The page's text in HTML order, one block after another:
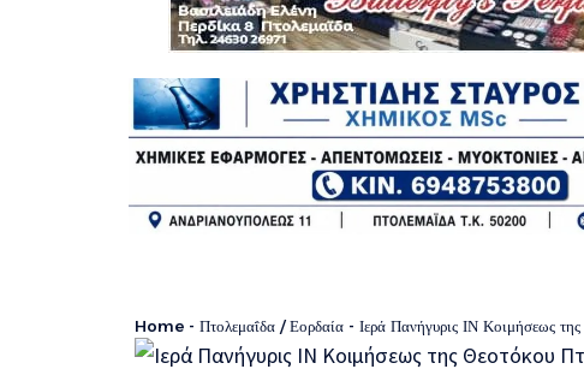
Home - Πτολεμαΐδα / Εορδαία - Ιερά Πανήγυρις ΙΝ Κοιμήσεως